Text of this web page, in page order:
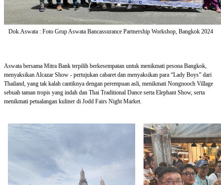
Dok.Aswata : Foto Grup Aswata Bancassurance Partnership Workshop, Bangkok 2024
Aswata bersama Mitra Bank terpilih berkesempatan untuk menikmati pesona Bangkok,
menyaksikan Alcazar Show - pertujukan cabaret dan menyaksikan para “Lady Boys” dari
Thailand, yang tak kalah cantiknya dengan perempuan asli, menikmati Nongnooch Village
sebuah taman tropis yang indah dan Thai Traditional Dance serta Elephant Show, serta
menikmati petualangan kuliner di Jodd Fairs Night Market.